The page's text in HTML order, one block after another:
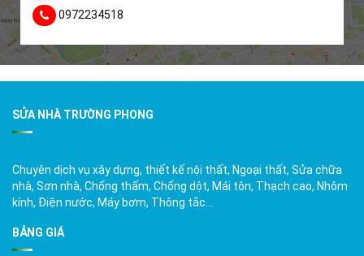
0972234518
SỬA NHÀ TRƯỜNG PHONG
Chuyên dịch vụ xây dựng, thiết kế nội thất, Ngoại thất, Sửa chữa
nhà, Sơn nhà, Chống thấm, Chống dột, Mái tôn, Thạch cao, Nhôm
kính, Điện nước, Máy bơm, Thông tắc…
BẢNG GIÁ